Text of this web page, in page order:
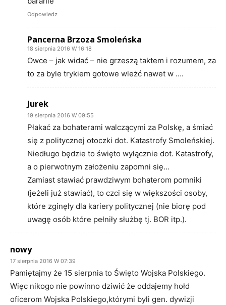
Odpowiedz
Pancerna Brzoza Smoleńska
18 sierpnia 2016 W 16:18
Owce – jak widać – nie grzeszą taktem i rozumem, za
to za byle trykiem gotowe wleżć nawet w ….
Jurek
19 sierpnia 2016 W 09:55
Płakać za bohaterami walczącymi za Polskę, a śmiać
się z politycznej otoczki dot. Katastrofy Smoleńskiej.
Niedługo będzie to święto wyłącznie dot. Katastrofy,
a o pierwotnym założeniu zapomni się…
Zamiast stawiać prawdziwym bohaterom pomniki
(jeżeli już stawiać), to czci się w większości osoby,
które zginęły dla kariery politycznej (nie biorę pod
uwagę osób które pełniły służbę tj. BOR itp.).
nowy
17 sierpnia 2016 W 07:39
Pamiętajmy że 15 sierpnia to Święto Wojska Polskiego.
Więc nikogo nie powinno dziwić że oddajemy hołd
oficerom Wojska Polskiego,którymi byli gen. dywizji